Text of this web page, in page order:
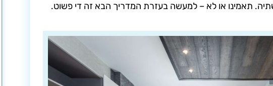
תאמינו או לא – למעשה בעזרת המדריך הבא זה די פשוט.